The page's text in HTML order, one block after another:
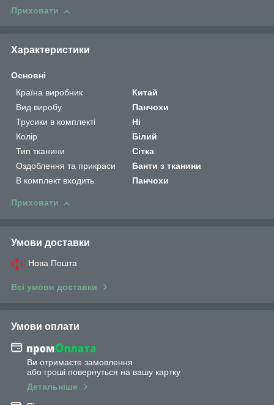
Приховати
Характеристики
Основні
Країна виробник
Китай
Вид виробу
Панчохи
Трусики в комплекті
Ні
Колір
Білий
Тип тканини
Сітка
Оздоблення та прикраси
Банти з тканини
В комплект входить
Панчохи
Приховати
Умови доставки
Нова Пошта
Всі умови доставки
Умови оплати
Ви отримаєте замовлення
або гроші повернуться на вашу картку
Детальніше